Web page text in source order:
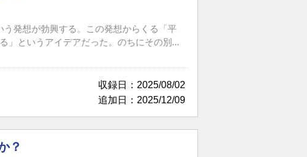
発想が勃興する。この発想からくる「平
」というアイデアだった。のちにその別...
収録日：2025/08/02
追加日：2025/12/09
？